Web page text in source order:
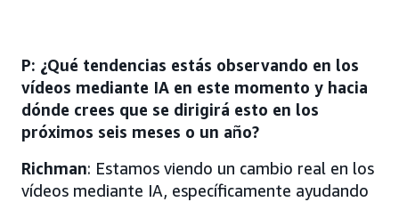
P: ¿Qué tendencias estás observando en los
vídeos mediante IA en este momento y hacia
dónde crees que se dirigirá esto en los
próximos seis meses o un año?
Richman: Estamos viendo un cambio real en los
vídeos mediante IA, específicamente ayudando